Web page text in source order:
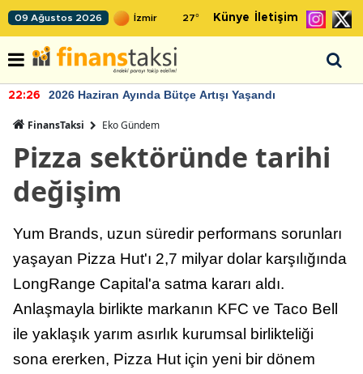
09 Ağustos 2026 27° Künye İletişim
22:26 2026 Haziran Ayında Bütçe Artışı Yaşandı
FinansTaksi Eko Gündem
Pizza sektöründe tarihi
değişim
Yum Brands, uzun süredir performans sorunları
yaşayan Pizza Hut'ı 2,7 milyar dolar karşılığında
LongRange Capital'a satma kararı aldı.
Anlaşmayla birlikte markanın KFC ve Taco Bell
ile yaklaşık yarım asırlık kurumsal birlikteliği
sona ererken, Pizza Hut için yeni bir dönem